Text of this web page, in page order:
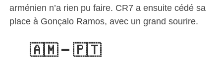
arménien n’a rien pu faire. CR7 a ensuite cédé sa
place à Gonçalo Ramos, avec un grand sourire.
🇦🇲 – 🇵🇹